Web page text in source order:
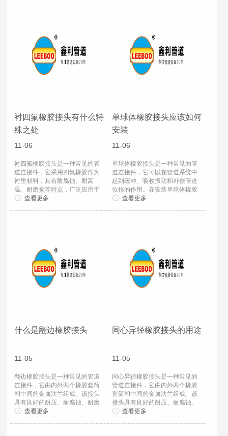
衬四氟橡胶接头有什么特
殊之处
11-06
衬四氟橡胶接头是一种常见的管
道连接件，它采用四氟橡胶作为
衬里材料，具有耐腐蚀、耐高
温、耐磨损等特点，广泛应用于
化工、制药、食品...
查看更多
单球体橡胶接头应该如何
安装
11-06
单球体橡胶接头是一种常见的管
道连接件，它可以在管道系统中
起到缓冲、吸收振动和补偿管道
位移的作用。在安装单球体橡胶
接头时，需要...
查看更多
什么是翻边橡胶接头
11-05
翻边橡胶接头是一种常见的管道
连接件，它由内外两个橡胶套筒
和中间的金属法兰组成。该接头
具有良好的耐压、耐腐蚀、耐磨
损、耐高温...
查看更多
同心异径橡胶接头的用途
11-05
同心异径橡胶接头是一种常见的
管道连接件，它由内外两个橡胶
套筒和中间的金属法兰组成。该
接头具有良好的耐压、耐腐蚀、
耐磨损、耐...
查看更多